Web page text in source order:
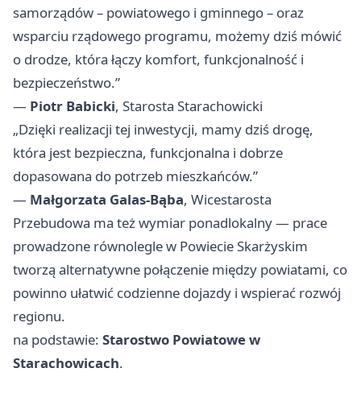
samorządów – powiatowego i gminnego – oraz
wsparciu rządowego programu, możemy dziś mówić
o drodze, która łączy komfort, funkcjonalność i
bezpieczeństwo.”
— Piotr Babicki, Starosta Starachowicki
„Dzięki realizacji tej inwestycji, mamy dziś drogę,
która jest bezpieczna, funkcjonalna i dobrze
dopasowana do potrzeb mieszkańców.”
— Małgorzata Galas‑Bąba, Wicestarosta
Przebudowa ma też wymiar ponadlokalny — prace
prowadzone równolegle w Powiecie Skarżyskim
tworzą alternatywne połączenie między powiatami, co
powinno ułatwić codzienne dojazdy i wspierać rozwój
regionu.
na podstawie: Starostwo Powiatowe w
Starachowicach.